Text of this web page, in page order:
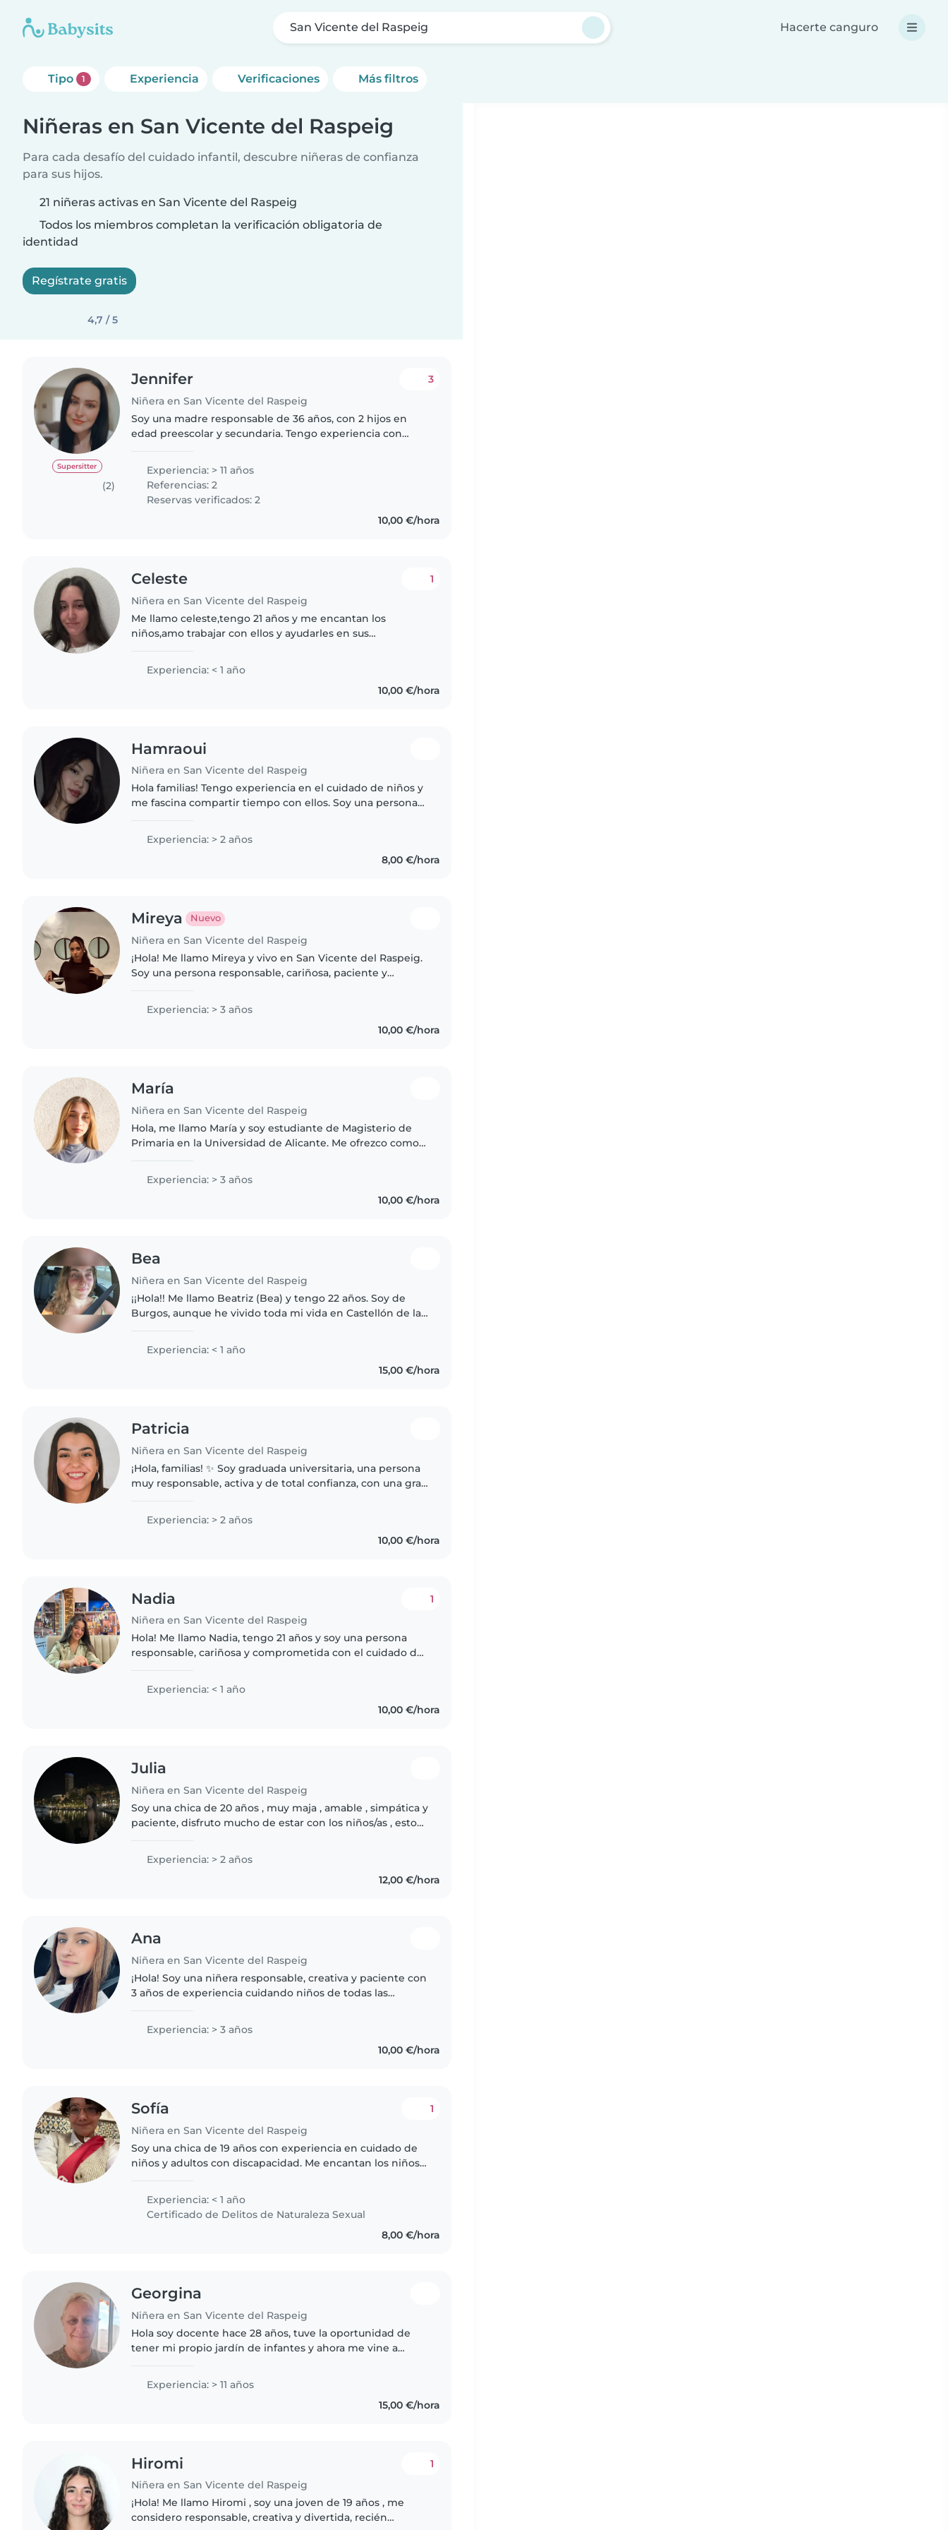
San Vicente del Raspeig Hacerte canguro
Tipo 1 Experiencia Verificaciones Más filtros
Niñeras en San Vicente del Raspeig
Para cada desafío del cuidado infantil, descubre niñeras de confianza
para sus hijos.
21 niñeras activas en San Vicente del Raspeig
Todos los miembros completan la verificación obligatoria de
identidad
Regístrate gratis
4,7 / 5
Supersitter
(2)
Jennifer
Niñera en San Vicente del Raspeig
3
Soy una madre responsable de 36 años, con 2 hijos en
edad preescolar y secundaria. Tengo experiencia con
soy bastante habladora..
Experiencia: > 11 años
Referencias: 2
Reservas verificados: 2
10,00 €/hora
Celeste
Niñera en San Vicente del Raspeig
1
Me llamo celeste,tengo 21 años y me encantan los
niños,amo trabajar con ellos y ayudarles en sus
Experiencia: < 1 año
10,00 €/hora
Hamraoui
Niñera en San Vicente del Raspeig
Hola familias! Tengo experiencia en el cuidado de niños y
me fascina compartir tiempo con ellos. Soy una persona
más pequeños..
Experiencia: > 2 años
8,00 €/hora
Mireya Nuevo
Niñera en San Vicente del Raspeig
¡Hola! Me llamo Mireya y vivo en San Vicente del Raspeig.
Soy una persona responsable, cariñosa, paciente y
con ellos, ayudándoles..
Experiencia: > 3 años
10,00 €/hora
María
Niñera en San Vicente del Raspeig
Hola, me llamo María y soy estudiante de Magisterio de
Primaria en la Universidad de Alicante. Me ofrezco como
experiencia como monitora..
Experiencia: > 3 años
10,00 €/hora
Bea
Niñera en San Vicente del Raspeig
¡¡Hola!! Me llamo Beatriz (Bea) y tengo 22 años. Soy de
Burgos, aunque he vivido toda mi vida en Castellón de la
aunque me..
Experiencia: < 1 año
15,00 €/hora
Patricia
Niñera en San Vicente del Raspeig
¡Hola, familias! ✨ Soy graduada universitaria, una persona
muy responsable, activa y de total confianza, con una gran
Experiencia: > 2 años
10,00 €/hora
Nadia
Niñera en San Vicente del Raspeig
1
Hola! Me llamo Nadia, tengo 21 años y soy una persona
responsable, cariñosa y comprometida con el cuidado de
creando un ambiente..
Experiencia: < 1 año
10,00 €/hora
Julia
Niñera en San Vicente del Raspeig
Soy una chica de 20 años , muy maja , amable , simpática y
paciente, disfruto mucho de estar con los niños/as , estoy
Universidad..
Experiencia: > 2 años
12,00 €/hora
Ana
Niñera en San Vicente del Raspeig
¡Hola! Soy una niñera responsable, creativa y paciente con
3 años de experiencia cuidando niños de todas las
jugar con los niños...
Experiencia: > 3 años
10,00 €/hora
Sofía
Niñera en San Vicente del Raspeig
1
Soy una chica de 19 años con experiencia en cuidado de
niños y adultos con discapacidad. Me encantan los niños y
estudios. Soy creativa,..
Experiencia: < 1 año
Certificado de Delitos de Naturaleza Sexual
8,00 €/hora
Georgina
Niñera en San Vicente del Raspeig
Hola soy docente hace 28 años, tuve la oportunidad de
tener mi propio jardín de infantes y ahora me vine a
Experiencia: > 11 años
15,00 €/hora
Hiromi
Niñera en San Vicente del Raspeig
1
¡Hola! Me llamo Hiromi , soy una joven de 19 años , me
considero responsable, creativa y divertida, recién